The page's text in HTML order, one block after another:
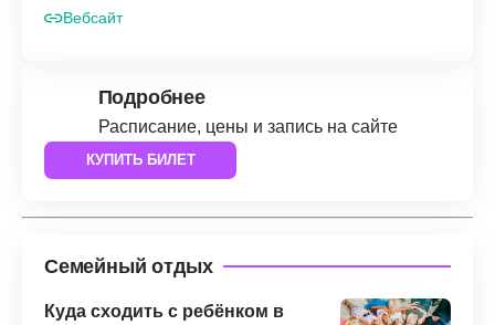
Вебсайт
Подробнее
Расписание, цены и запись на сайте
КУПИТЬ БИЛЕТ
Семейный отдых
Куда сходить с ребёнком в